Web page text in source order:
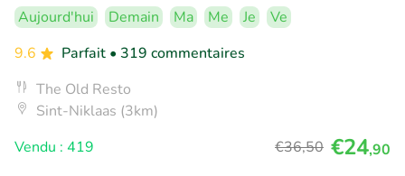
Aujourd'hui Demain Ma Me Je
Ve
9.6
Parfait • 319 commentaires
The Old Resto
Sint-Niklaas (3km)
Vendu : 419
€36,50 €24,90